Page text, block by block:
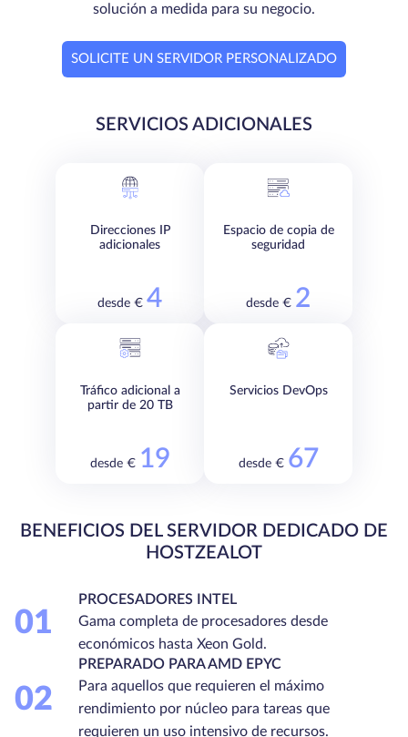
solución a medida para su negocio.
SOLICITE UN SERVIDOR PERSONALIZADO
SERVICIOS ADICIONALES
Direcciones IP
adicionales
desde € 4
Espacio de copia de
seguridad
desde € 2
Tráfico adicional a
partir de 20 TB
desde € 19
Servicios DevOps
desde € 67
BENEFICIOS DEL SERVIDOR DEDICADO DE
HOSTZEALOT
01
PROCESADORES INTEL
Gama completa de procesadores desde
económicos hasta Xeon Gold.
02
PREPARADO PARA AMD EPYC
Para aquellos que requieren el máximo
rendimiento por núcleo para tareas que
requieren un uso intensivo de recursos.